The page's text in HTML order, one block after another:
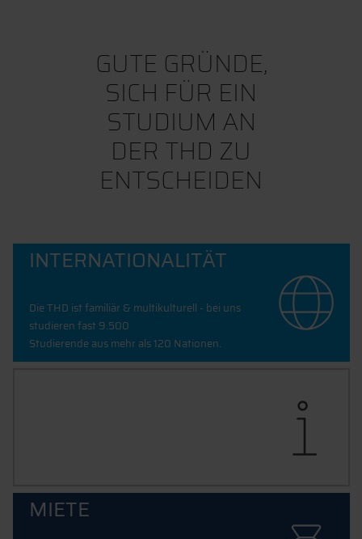
GUTE GRÜNDE,
SICH FÜR EIN
STUDIUM AN
DER THD ZU
ENTSCHEIDEN
INTERNATIONALITÄT
Die THD ist familiär & multikulturell - bei uns
studieren fast 9.500
Studierende aus mehr als 120 Nationen.
MIETE